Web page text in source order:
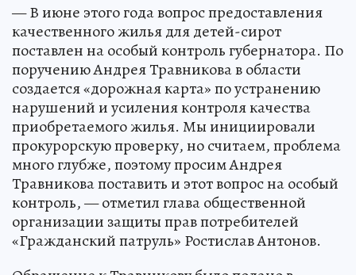
— В июне этого года вопрос предоставления
качественного жилья для детей-сирот
поставлен на особый контроль губернатора. По
поручению Андрея Травникова в области
создается «дорожная карта» по устранению
нарушений и усиления контроля качества
приобретаемого жилья. Мы инициировали
прокурорскую проверку, но считаем, проблема
много глубже, поэтому просим Андрея
Травникова поставить и этот вопрос на особый
контроль, — отметил глава общественной
организации защиты прав потребителей
«Гражданский патруль» Ростислав Антонов.